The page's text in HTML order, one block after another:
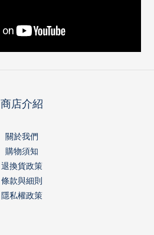
商店介紹
關於我們
購物須知
退換貨政策
條款與細則
隱私權政策